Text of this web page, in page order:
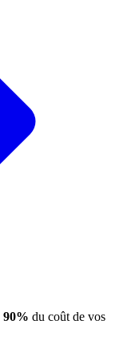
90% du coût de vos